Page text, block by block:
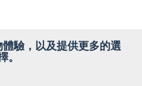
驗，以及提供更多的選
。